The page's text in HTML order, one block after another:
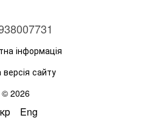
інформація
сайту
© 2026
Eng